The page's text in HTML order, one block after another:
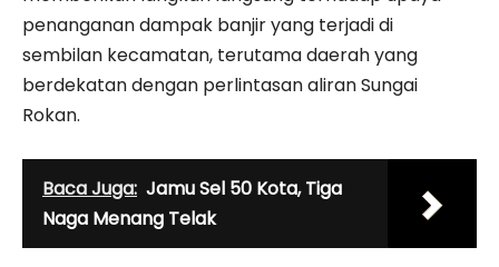
penanganan dampak banjir yang terjadi di
sembilan kecamatan, terutama daerah yang
berdekatan dengan perlintasan aliran Sungai
Rokan.
Baca Juga: Jamu Sel 50 Kota, Tiga
Naga Menang Telak